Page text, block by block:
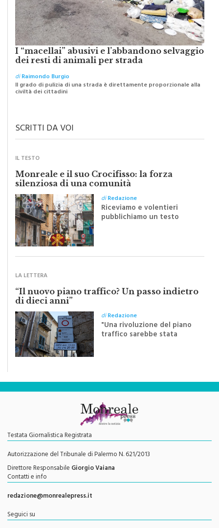
I “macellai” abusivi e l’abbandono selvaggio
dei resti di animali per strada
diRaimondo Burgio
Il grado di pulizia di una strada è direttamente proporzionale alla
civiltà dei cittadini
SCRITTI DA VOI
IL TESTO
Monreale e il suo Crocifisso: la forza
silenziosa di una comunità
diRedazione
Riceviamo e volentieri
pubblichiamo un testo
Festa del Santissimo
LA LETTERA
“Il nuovo piano traffico? Un passo indietro
di dieci anni”
diRedazione
"Una rivoluzione del piano
traffico sarebbe stata
Testata Giornalistica Registrata
Autorizzazione del Tribunale di Palermo N. 621/2013
Direttore Responsabile Giorgio Vaiana
Contatti e info
redazione@monrealepress.it
Seguici su